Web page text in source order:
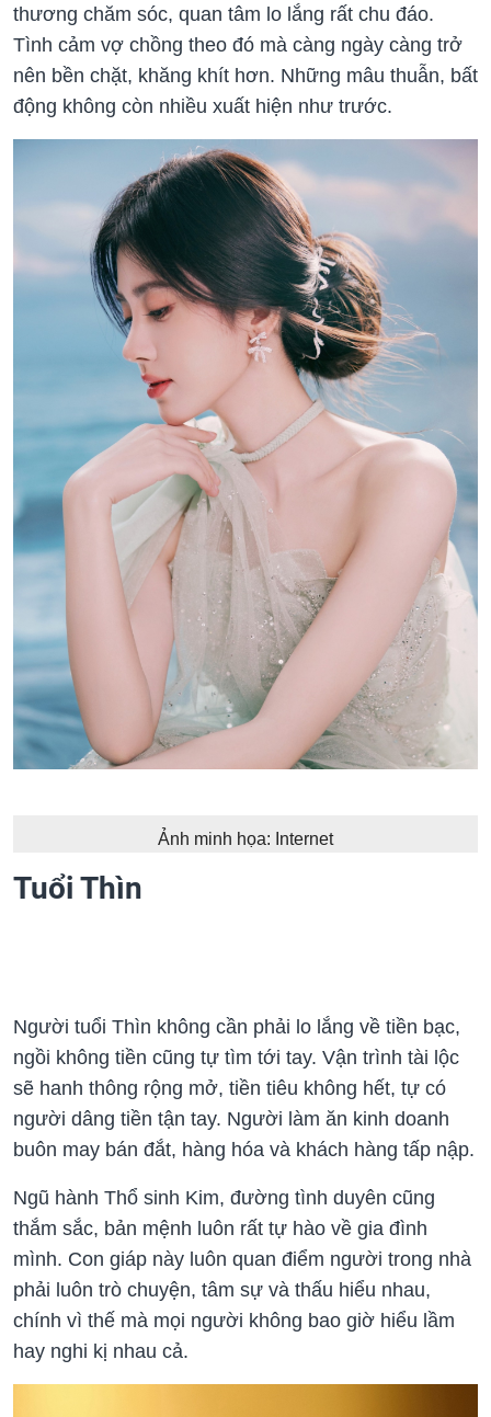
thương chăm sóc, quan tâm lo lắng rất chu đáo.
Tình cảm vợ chồng theo đó mà càng ngày càng trở
nên bền chặt, khăng khít hơn. Những mâu thuẫn, bất
động không còn nhiều xuất hiện như trước.
Ảnh minh họa: Internet
Tuổi Thìn
Người tuổi Thìn không cần phải lo lắng về tiền bạc,
ngồi không tiền cũng tự tìm tới tay. Vận trình tài lộc
sẽ hanh thông rộng mở, tiền tiêu không hết, tự có
người dâng tiền tận tay. Người làm ăn kinh doanh
buôn may bán đắt, hàng hóa và khách hàng tấp nập.
Ngũ hành Thổ sinh Kim, đường tình duyên cũng
thắm sắc, bản mệnh luôn rất tự hào về gia đình
mình. Con giáp này luôn quan điểm người trong nhà
phải luôn trò chuyện, tâm sự và thấu hiểu nhau,
chính vì thế mà mọi người không bao giờ hiểu lầm
hay nghi kị nhau cả.